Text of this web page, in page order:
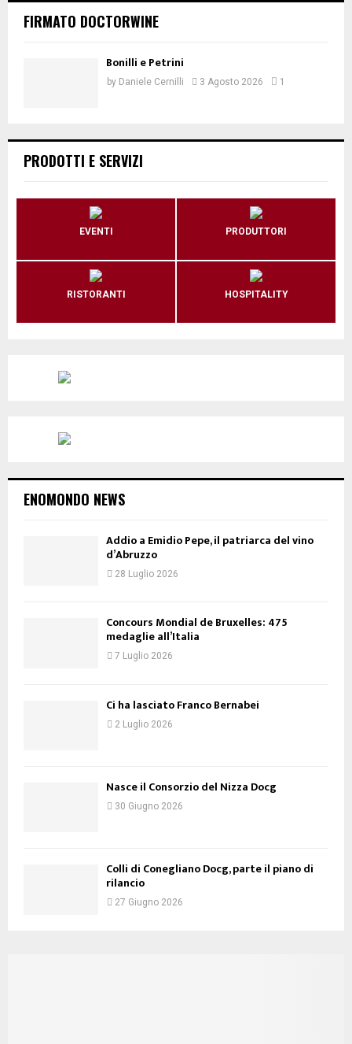
FIRMATO DOCTORWINE
Bonilli e Petrini
by Daniele Cernilli 3 Agosto 2026 1
PRODOTTI E SERVIZI
EVENTI PRODUTTORI
RISTORANTI HOSPITALITY
ENOMONDO NEWS
Addio a Emidio Pepe, il patriarca del vino
d’Abruzzo
28 Luglio 2026
Concours Mondial de Bruxelles: 475
medaglie all’Italia
7 Luglio 2026
Ci ha lasciato Franco Bernabei
2 Luglio 2026
Nasce il Consorzio del Nizza Docg
30 Giugno 2026
Colli di Conegliano Docg, parte il piano di
rilancio
27 Giugno 2026